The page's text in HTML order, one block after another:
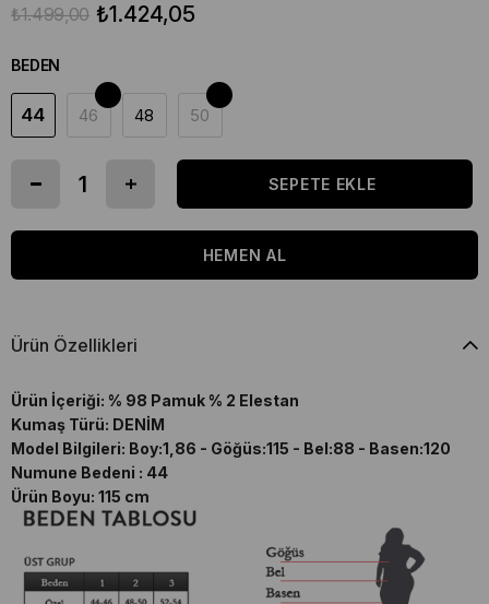
₺1.499,00 ₺1.424,05
BEDEN
44 46 48 50
Ürün Özellikleri
Ürün İçeriği: % 98 Pamuk % 2 Elestan
Kumaş Türü: DENİM
Model Bilgileri: Boy:1,86 - Göğüs:115 - Bel:88 - Basen:120
Numune Bedeni : 44
Ürün Boyu: 115 cm